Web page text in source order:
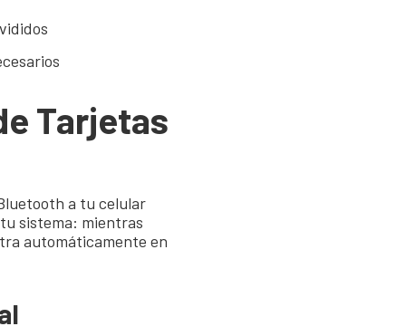
Tarjetas
a tu celular
sistema: mientras
automáticamente en